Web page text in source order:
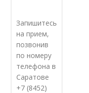
Запишитесь
на прием,
позвонив
по номеру
телефона в
Саратове
+7 (8452)